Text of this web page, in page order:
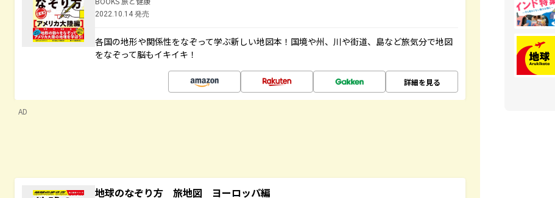
2022.10.14 発売
各国の地形や関係性をなぞって学ぶ新しい地図本！国境や州、川や街道、島など旅気分で地図
をなぞって脳もイキイキ！
詳細を見る
AD
地球のなぞり方 旅地図 ヨーロッパ編